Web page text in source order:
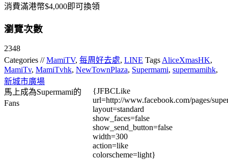
消費滿港幣$4,000即可換領
瀏覽次數
2348
Categories //MamiTV, 每周好去處, LINE Tags AliceXmasHK,
MamiTv, MamiTvhk, NewTownPlaza, Supermami, supermamihk,
新城市廣場
馬上成為Supermami的
Fans
{JFBCLike
url=http://www.facebook.com/pages/
layout=standard
show_faces=false
show_send_button=false
width=300
action=like
colorscheme=light}